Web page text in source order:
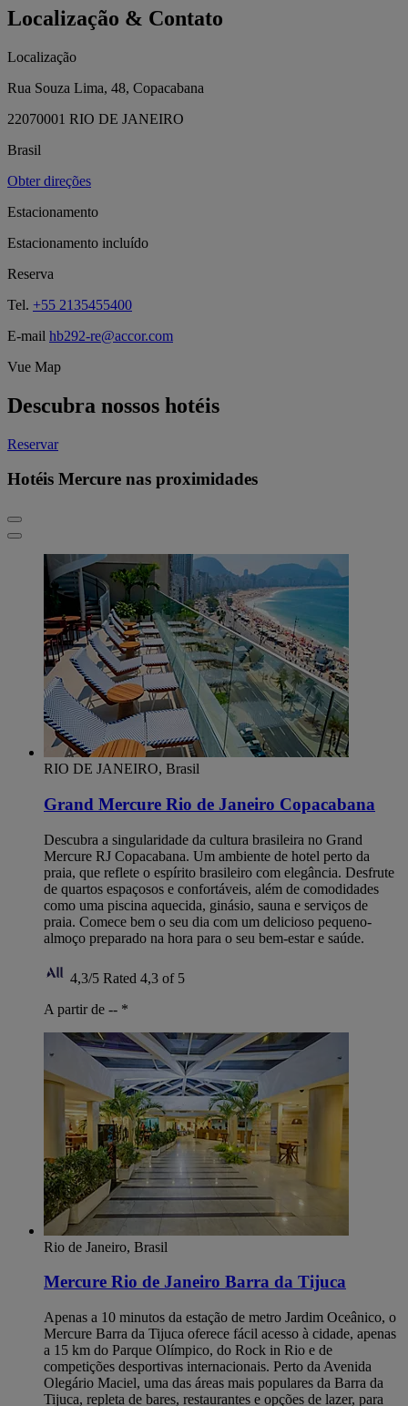
Localização & Contato
Localização
Rua Souza Lima, 48, Copacabana
22070001 RIO DE JANEIRO
Brasil
Obter direções
Estacionamento
Estacionamento incluído
Reserva
Tel. +55 2135455400
E-mail hb292-re@accor.com
Vue Map
Descubra nossos hotéis
Reservar
Hotéis Mercure nas proximidades
RIO DE JANEIRO, Brasil
Grand Mercure Rio de Janeiro Copacabana
Descubra a singularidade da cultura brasileira no Grand
Mercure RJ Copacabana. Um ambiente de hotel perto da
praia, que reflete o espírito brasileiro com elegância. Desfrute
de quartos espaçosos e confortáveis, além de comodidades
como uma piscina aquecida, ginásio, sauna e serviços de
praia. Comece bem o seu dia com um delicioso pequeno-
almoço preparado na hora para o seu bem-estar e saúde.
4,3/5 Rated 4,3 of 5
A partir de -- *
Rio de Janeiro, Brasil
Mercure Rio de Janeiro Barra da Tijuca
Apenas a 10 minutos da estação de metro Jardim Oceânico, o
Mercure Barra da Tijuca oferece fácil acesso à cidade, apenas
a 15 km do Parque Olímpico, do Rock in Rio e de
competições desportivas internacionais. Perto da Avenida
Olegário Maciel, uma das áreas mais populares da Barra da
Tijuca, repleta de bares, restaurantes e opções de lazer, para